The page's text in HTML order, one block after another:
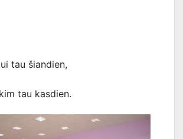
tau šiandien,
tau kasdien.